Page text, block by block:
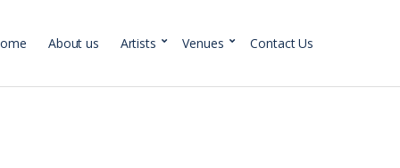
About us Artists Venues Contact Us